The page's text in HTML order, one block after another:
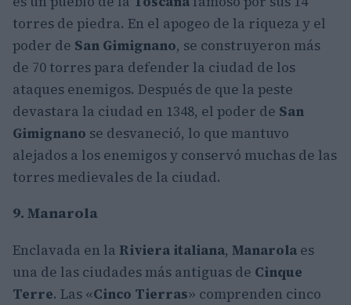
torres de piedra. En el apogeo de la riqueza y el
poder de San Gimignano, se construyeron más
de 70 torres para defender la ciudad de los
ataques enemigos. Después de que la peste
devastara la ciudad en 1348, el poder de San
Gimignano se desvaneció, lo que mantuvo
alejados a los enemigos y conservó muchas de las
torres medievales de la ciudad.
9. Manarola
Enclavada en la Riviera italiana, Manarola es
una de las ciudades más antiguas de Cinque
Terre. Las «Cinco Tierras» comprenden cinco